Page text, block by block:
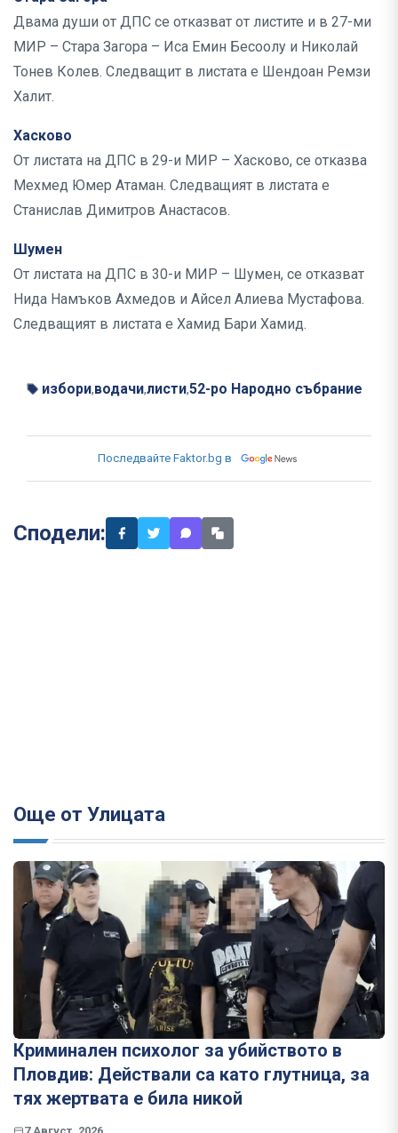
Двама души от ДПС се отказват от листите и в 27-ми
МИР – Стара Загора – Иса Емин Бесоолу и Николай
Тонев Колев. Следващит в листата е Шендоан Ремзи
Халит.
Хасково
От листата на ДПС в 29-и МИР – Хасково, се отказва
Мехмед Юмер Атаман. Следващият в листата е
Станислав Димитров Анастасов.
Шумен
От листата на ДПС в 30-и МИР – Шумен, се отказват
Нида Намъков Ахмедов и Айсел Алиева Мустафова.
Следващият в листата е Хамид Бари Хамид.
избори,водачи,листи,52-ро Народно събрание
Последвайте Faktor.bg в
Сподели:
Още от Улицата
Криминален психолог за убийството в
Пловдив: Действали са като глутница, за
тях жертвата е била никой